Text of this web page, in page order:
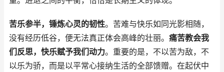
苦乐参半，锤炼心灵的韧性。苦难与快乐如同光影相随，
没有经历低谷，便无法真正体会高峰的壮丽。 痛苦教会我
们反思，快乐赋予我们动力。重要的是，不以苦为敌，不
以乐为骄，而是以平常心接纳生活的全部馈赠。在起伏中